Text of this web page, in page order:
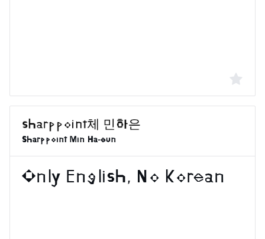
Sharppoint Min Ha-eun